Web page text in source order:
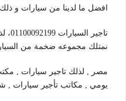
افضل ما لدينا من سيارات و ذلك
نمتلك مجموعه ضخمة من
مصر , لذلك تاجير سيارات ,
يومي , مكاتب تأجير سيارات ,